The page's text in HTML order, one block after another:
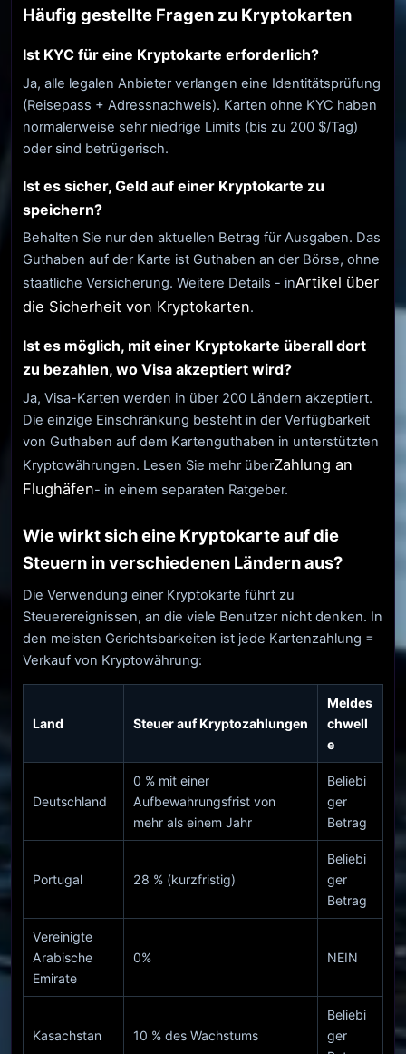
Häufig gestellte Fragen zu Kryptokarten
Ist KYC für eine Kryptokarte erforderlich?
Ja, alle legalen Anbieter verlangen eine Identitätsprüfung
(Reisepass + Adressnachweis). Karten ohne KYC haben
normalerweise sehr niedrige Limits (bis zu 200 $/Tag)
oder sind betrügerisch.
Ist es sicher, Geld auf einer Kryptokarte zu
speichern?
Behalten Sie nur den aktuellen Betrag für Ausgaben. Das
Guthaben auf der Karte ist Guthaben an der Börse, ohne
staatliche Versicherung. Weitere Details - inArtikel über
die Sicherheit von Kryptokarten.
Ist es möglich, mit einer Kryptokarte überall dort
zu bezahlen, wo Visa akzeptiert wird?
Ja, Visa-Karten werden in über 200 Ländern akzeptiert.
Die einzige Einschränkung besteht in der Verfügbarkeit
von Guthaben auf dem Kartenguthaben in unterstützten
Kryptowährungen. Lesen Sie mehr überZahlung an
Flughäfen- in einem separaten Ratgeber.
Wie wirkt sich eine Kryptokarte auf die
Steuern in verschiedenen Ländern aus?
Die Verwendung einer Kryptokarte führt zu
Steuerereignissen, an die viele Benutzer nicht denken. In
den meisten Gerichtsbarkeiten ist jede Kartenzahlung =
Verkauf von Kryptowährung:
Land Steuer auf Kryptozahlungen
Meldes
chwell
e
Deutschland
0 % mit einer
Aufbewahrungsfrist von
mehr als einem Jahr
Beliebi
ger
Betrag
Portugal 28 % (kurzfristig)
Beliebi
ger
Betrag
Vereinigte
Arabische
Emirate
0% NEIN
Kasachstan 10 % des Wachstums
Beliebi
ger